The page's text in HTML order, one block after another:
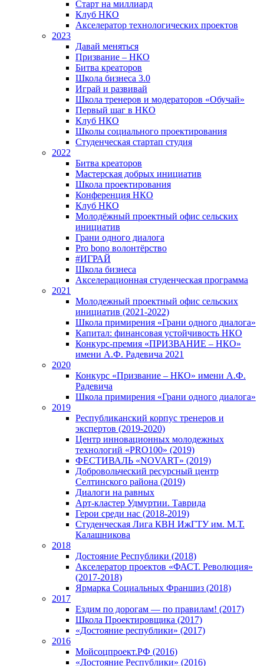
Старт на миллиард
Клуб НКО
Акселератор технологических проектов
2023
Давай меняться
Призвание – НКО
Битва креаторов
Школа бизнеса 3.0
Играй и развивай
Школа тренеров и модераторов «Обучай»
Первый шаг в НКО
Клуб НКО
Школы социального проектирования
Студенческая стартап студия
2022
Битва креаторов
Мастерская добрых инициатив
Школа проектирования
Конференция НКО
Клуб НКО
Молодёжный проектный офис сельских
инициатив
Грани одного диалога
Pro bono волонтёрство
#ИГРАЙ
Школа бизнеса
Акселерационная студенческая программа
2021
Молодежный проектный офис сельских
инициатив (2021-2022)
Школа примирения «Грани одного диалога»
Капитал: финансовая устойчивость НКО
Конкурс-премия «ПРИЗВАНИЕ – НКО»
имени А.Ф. Радевича 2021
2020
Конкурс «Призвание – НКО» имени А.Ф.
Радевича
Школа примирения «Грани одного диалога»
2019
Республиканский корпус тренеров и
экспертов (2019-2020)
Центр инновационных молодежных
технологий «PRO100» (2019)
ФЕСТИВАЛЬ «NOVART» (2019)
Добровольческий ресурсный центр
Селтинского района (2019)
Диалоги на равных
Арт-кластер Удмуртии. Таврида
Герои среди нас (2018-2019)
Студенческая Лига КВН ИжГТУ им. М.Т.
Калашникова
2018
Достояние Республики (2018)
Акселератор проектов «ФАСТ. Революция»
(2017-2018)
Ярмарка Социальных Франшиз (2018)
2017
Ездим по дорогам — по правилам! (2017)
Школа Проектировщика (2017)
«Достояние республики» (2017)
2016
Мойсоцпроект.РФ (2016)
«Достояние Республики» (2016)